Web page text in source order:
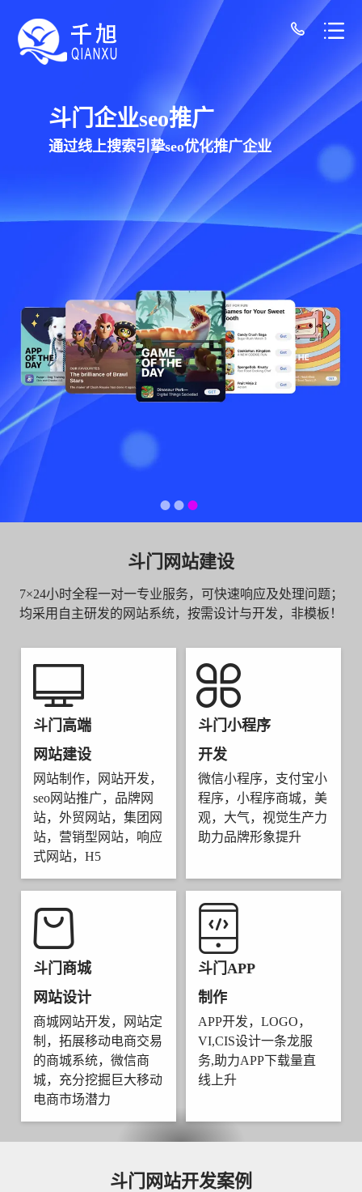
斗门网站建设公司-千旭网络（12年经验/30+
千旭网络科技
为斗门企业提供网站建设，网站制作，网站设
计服务
斗门网站建设
7×24小时全程一对一专业服务，可快速响应及处理问题；
均采用自主研发的网站系统，按需设计与开发，非模板！
斗门高端
网站建设
网站制作，网站开发，
seo网站推广，品牌网
站，外贸网站，集团网
站，营销型网站，响应
式网站，H5
斗门小程序
开发
微信小程序，支付宝小
程序，小程序商城，美
观，大气，视觉生产力
助力品牌形象提升
斗门商城
网站设计
商城网站开发，网站定
制，拓展移动电商交易
的商城系统，微信商
城，充分挖掘巨大移动
电商市场潜力
斗门APP
制作
APP开发，LOGO，
VI,CIS设计一条龙服
务,助力APP下载量直
线上升
斗门网站开发案例